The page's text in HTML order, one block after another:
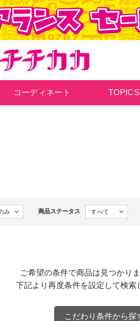
コーディネート TOPICS
商品ステータス
ご希望の条件で商品は見つかりま
下記より再度条件を設定して検索
こだわり条件から探